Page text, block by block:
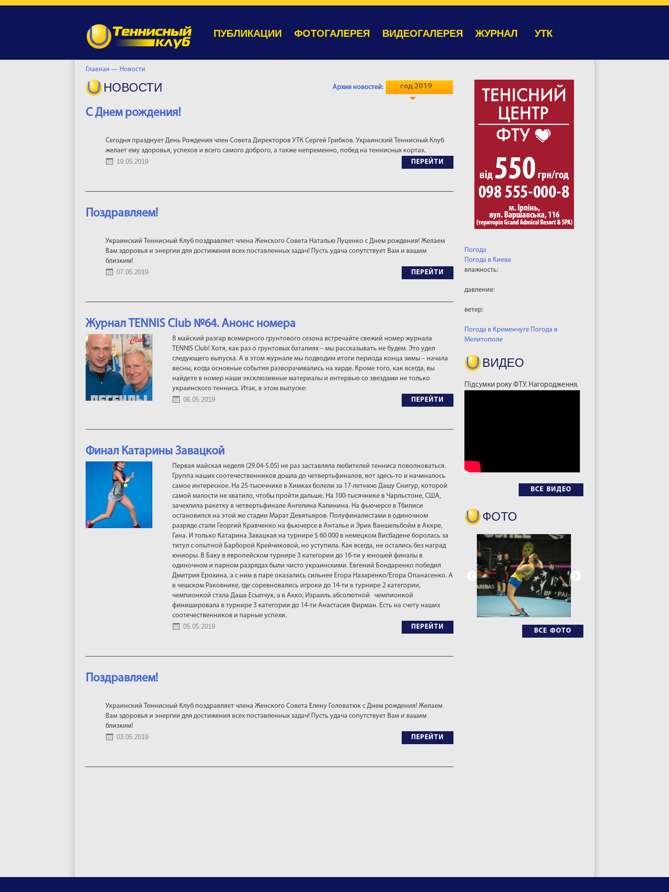
ПУБЛИКАЦИИ ФОТОГАЛЕРЕЯ ВИДЕОГАЛЕРЕЯ ЖУРНАЛ УТК
Главная — Новости
Погода
Погода в Киеве
влажность:
давление:
ветер:
Погода в Кременчуге Погода в
Мелитополе
ВИДЕО
Підсумки року ФТУ. Нагородження.
ВСЕ ВИДЕО
ФОТО
ВСЕ ФОТО
НОВОСТИ Архив новостей: год 2019
С Днем рождения!
Сегодня празднует День Рождения член Совета Директоров УТК Сергей Грибков. Украинский Теннисный Клуб
желает ему здоровья, успехов и всего самого доброго, а также непременно, побед на теннисных кортах.
19.05.2019
ПЕРЕЙТИ
Поздравляем!
Украинский Теннисный Клуб поздравляет члена Женского Совета Наталью Луценко с Днем рождения! Желаем
Вам здоровья и энергии для достижения всех поставленных задач! Пусть удача сопутствует Вам и вашим
близким!
07.05.2019
ПЕРЕЙТИ
Журнал TENNIS Club №64. Анонс номера
В майский разгар всемирного грунтового сезона встречайте свежий номер журнала
TENNIS Club! Хотя, как раз о грунтовых баталиях – мы рассказывать не будем. Это удел
следующего выпуска. А в этом журнале мы подводим итоги периода конца зимы – начала
весны, когда основные события разворачивались на харде. Кроме того, как всегда, вы
найдете в номер наши эксклюзивные материалы и интервью со звездами не только
украинского тенниса. Итак, в этом выпуске:
06.05.2019
ПЕРЕЙТИ
Финал Катарины Завацкой
Первая майская неделя (29.04-5.05) не раз заставляла любителей тенниса поволноваться.
Группа наших соотечественников дошла до четвертьфиналов, вот здесь-то и начиналось
самое интересное. На 25-тысячнике в Химках болели за 17-летнюю Дашу Снигур, которой
самой малости не хватило, чтобы пройти дальше. На 100-тысячнике в Чарльстоне, США,
зачехлила ракетку в четвертьфинале Ангелина Калинина. На фьючерсе в Тбилиси
остановился на этой же стадии Марат Девятьяров. Полуфиналистами в одиночном
разряде стали Георгий Кравченко на фьючерсе в Анталье и Эрик Ваншельбойм в Аккре,
Гана. И только Катарина Завацкая на турнире $ 60 000 в немецком Висбадене боролась за
титул с опытной Барборой Крейчиковой, но уступила. Как всегда, не остались без наград
юниоры. В Баку в европейском турнире 3 категории до 16-ти у юношей финалы в
одиночном и парном разрядах были чисто украинскими. Евгений Бондаренко победил
Дмитрия Ерохина, а с ним в паре оказались сильнее Егора Назаренко/Егора Опанасенко. А
в чешском Раковнике, где соревновались игроки до 14-ти в турнире 2 категории,
чемпионкой стала Даша Есыпчук, а в Акко, Израиль абсолютной чемпионкой
финишировала в турнире 3 категории до 14-ти Анастасия Фирман. Есть на счету наших
соотечественников и парные успехи.
05.05.2019
ПЕРЕЙТИ
Поздравляем!
Украинский Теннисный Клуб поздравляет члена Женского Совета Елену Головатюк с Днем рождения! Желаем
Вам здоровья и энергии для достижения всех поставленных задач! Пусть удача сопутствует Вам и вашим
близким!
03.05.2019
ПЕРЕЙТИ